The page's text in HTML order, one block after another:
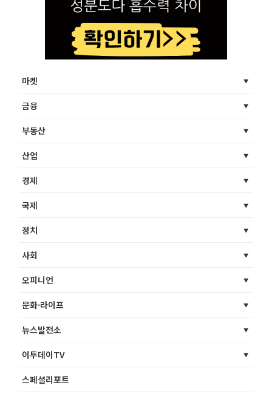
마켓
금융
부동산
산업
경제
국제
정치
사회
오피니언
문화·라이프
뉴스발전소
이투데이TV
스페셜리포트